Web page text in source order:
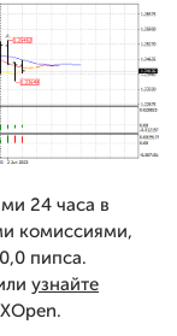
24 часа в
комиссиями,
пипса.
узнайте